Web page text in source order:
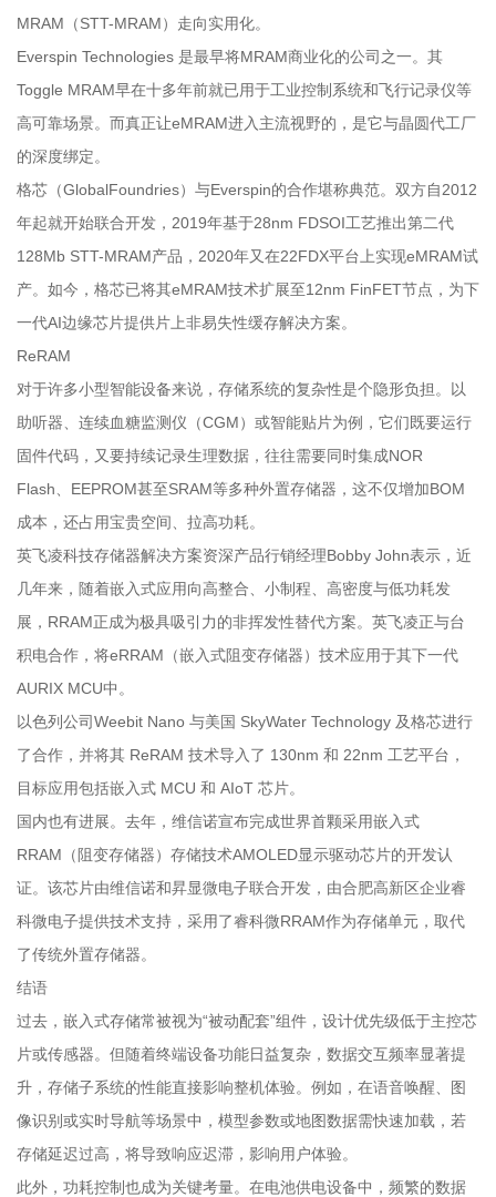
MRAM（STT-MRAM）走向实用化。
Everspin Technologies 是最早将MRAM商业化的公司之一。其
Toggle MRAM早在十多年前就已用于工业控制系统和飞行记录仪等
高可靠场景。而真正让eMRAM进入主流视野的，是它与晶圆代工厂
的深度绑定。
格芯（GlobalFoundries）与Everspin的合作堪称典范。双方自2012
年起就开始联合开发，2019年基于28nm FDSOI工艺推出第二代
128Mb STT-MRAM产品，2020年又在22FDX平台上实现eMRAM试
产。如今，格芯已将其eMRAM技术扩展至12nm FinFET节点，为下
一代AI边缘芯片提供片上非易失性缓存解决方案。
ReRAM
对于许多小型智能设备来说，存储系统的复杂性是个隐形负担。以
助听器、连续血糖监测仪（CGM）或智能贴片为例，它们既要运行
固件代码，又要持续记录生理数据，往往需要同时集成NOR
Flash、EEPROM甚至SRAM等多种外置存储器，这不仅增加BOM
成本，还占用宝贵空间、拉高功耗。
英飞凌科技存储器解决方案资深产品行销经理Bobby John表示，近
几年来，随着嵌入式应用向高整合、小制程、高密度与低功耗发
展，RRAM正成为极具吸引力的非挥发性替代方案。英飞凌正与台
积电合作，将eRRAM（嵌入式阻变存储器）技术应用于其下一代
AURIX MCU中。
以色列公司Weebit Nano 与美国 SkyWater Technology 及格芯进行
了合作，并将其 ReRAM 技术导入了 130nm 和 22nm 工艺平台，
目标应用包括嵌入式 MCU 和 AIoT 芯片。
国内也有进展。去年，维信诺宣布完成世界首颗采用嵌入式
RRAM（阻变存储器）存储技术AMOLED显示驱动芯片的开发认
证。该芯片由维信诺和昇显微电子联合开发，由合肥高新区企业睿
科微电子提供技术支持，采用了睿科微RRAM作为存储单元，取代
了传统外置存储器。
结语
过去，嵌入式存储常被视为“被动配套”组件，设计优先级低于主控芯
片或传感器。但随着终端设备功能日益复杂，数据交互频率显著提
升，存储子系统的性能直接影响整机体验。例如，在语音唤醒、图
像识别或实时导航等场景中，模型参数或地图数据需快速加载，若
存储延迟过高，将导致响应迟滞，影响用户体验。
此外，功耗控制也成为关键考量。在电池供电设备中，频繁的数据